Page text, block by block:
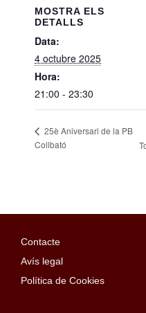
MOSTRA ELS
DETALLS
Data:
4 octubre 2025
Hora:
21:00 - 23:30
25è Aniversari de la PB
Collbató
Contacte
Avís legal
Política de Cookies